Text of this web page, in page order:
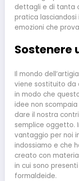
dettagli e di tanta
pratica lasciandosi
emozioni che
Sostenere
Il mondo
viene sostituito da
in modo che
idee non
dare il nostra
semplice oggetto.
vantaggio per noi
indossiamo e che
creato con
in cui sono
formaldeide.